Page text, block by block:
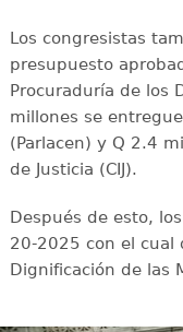
Los congresistas
presupuesto
Procuraduría de los
millones se
(Parlacen) y Q 2.4
de Justicia (CIJ).
Después de esto,
20-2025 con el cual
Dignificación de las